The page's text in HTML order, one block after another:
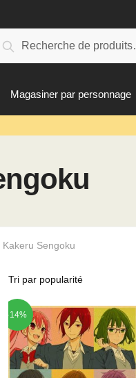
Recherche
Magasiner par personnage
Kakeru Sengoku
-14%